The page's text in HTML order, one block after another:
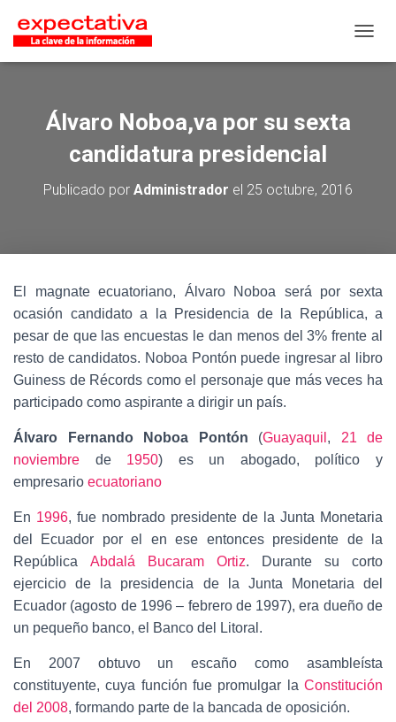
Álvaro Noboa,va por su sexta
candidatura presidencial
Publicado por Administrador el 25 octubre, 2016
El magnate ecuatoriano, Álvaro Noboa será por sexta
ocasión candidato a la Presidencia de la República, a
pesar de que las encuestas le dan menos del 3% frente al
resto de candidatos. Noboa Pontón puede ingresar al libro
Guiness de Récords como el personaje que más veces ha
participado como aspirante a dirigir un país.
Álvaro Fernando Noboa Pontón (Guayaquil , 21 de
noviembre de 1950) es un abogado, político y
empresario ecuatoriano
En 1996, fue nombrado presidente de la Junta Monetaria
del Ecuador por el en ese entonces presidente de la
República Abdalá Bucaram Ortiz. Durante su corto
ejercicio de la presidencia de la Junta Monetaria del
Ecuador (agosto de 1996 – febrero de 1997), era dueño de
un pequeño banco, el Banco del Litoral.
En 2007 obtuvo un escaño como asambleísta
constituyente, cuya función fue promulgar la Constitución
del 2008, formando parte de la bancada de oposición.